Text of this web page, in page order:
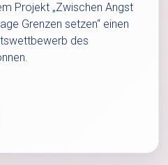
Projekt „Zwischen Angst
Grenzen setzen“ einen
des